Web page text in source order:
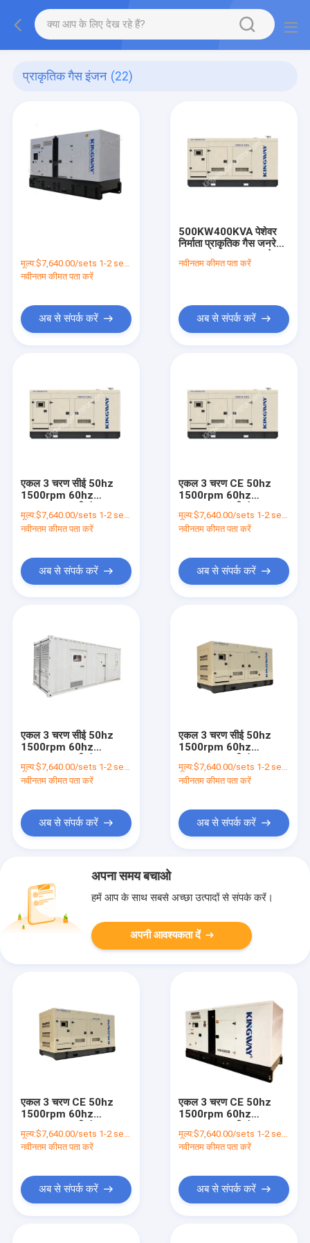
प्राकृतिक गैस इंजन (22)
मूल्य:$7,640.00/sets 1-2 sets
नवीनतम कीमत पता करें
अब से संपर्क करें
500KW400KVA पेशेवर
निर्माता प्राकृतिक गैस जनरेटर
50hz 1500rpm सबसे
अच्छी कीमत 60hz
नवीनतम कीमत पता करें
अब से संपर्क करें
एकल 3 चरण सीई 50hz
1500rpm 60hz
प्राकृतिक गैस इंजन थोक
व्यापारी हरी ऊर्जा
मूल्य:$7,640.00/sets 1-2 sets
नवीनतम कीमत पता करें
अब से संपर्क करें
एकल 3 चरण CE 50hz
1500rpm 60hz
100kw प्राकृतिक गैस
बायोगैस गैस इंजन
मूल्य:$7,640.00/sets 1-2 sets
नवीनतम कीमत पता करें
अब से संपर्क करें
एकल 3 चरण सीई 50hz
1500rpm 60hz
प्राकृतिक गैस इंजन थोक
व्यापारी शीर्ष गुणवत्ता
मूल्य:$7,640.00/sets 1-2 sets
नवीनतम कीमत पता करें
अब से संपर्क करें
एकल 3 चरण सीई 50hz
1500rpm 60hz
प्राकृतिक गैस इंजन थोक
व्यापारी प्रत्यक्ष कारखाने छत
मूल्य:$7,640.00/sets 1-2 sets
नवीनतम कीमत पता करें
अब से संपर्क करें
अपना समय बचाओ
हमें आप के साथ सबसे अच्छा उत्पादों से संपर्क करें।
अपनी आवश्यकता दें
एकल 3 चरण CE 50hz
1500rpm 60hz
100kw प्राकृतिक गैस
बायोगैस एलपीजी गैस इंजन
मूल्य:$7,640.00/sets 1-2 sets
नवीनतम कीमत पता करें
अब से संपर्क करें
एकल 3 चरण CE 50hz
1500rpm 60hz
100kw प्राकृतिक गैस
बायोगैस गैस इंजन एलपीजी
मूल्य:$7,640.00/sets 1-2 sets
नवीनतम कीमत पता करें
अब से संपर्क करें